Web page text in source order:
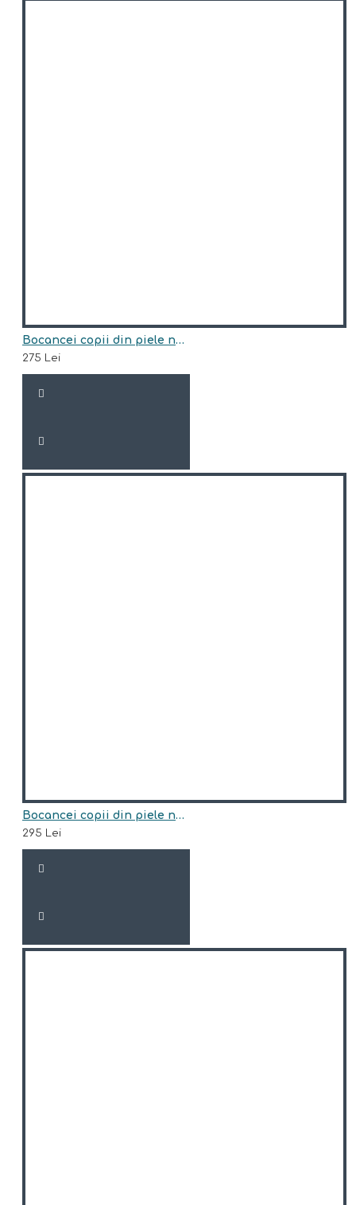
Bocancei copii din piele naturala model HUNTER
275 Lei
Bocancei copii din piele naturala model HUNTER-BLU
295 Lei